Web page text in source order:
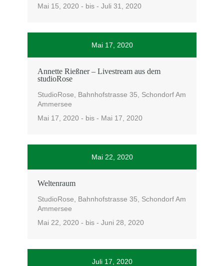
Mai 15, 2020 - bis - Juli 31, 2020
Mai 17, 2020
Annette Rießner – Livestream aus dem
studioRose
StudioRose, Bahnhofstrasse 35, Schondorf Am
Ammersee
Mai 17, 2020 - bis - Mai 17, 2020
Mai 22, 2020
Weltenraum
StudioRose, Bahnhofstrasse 35, Schondorf Am
Ammersee
Mai 22, 2020 - bis - Juni 28, 2020
Juli 17, 2020